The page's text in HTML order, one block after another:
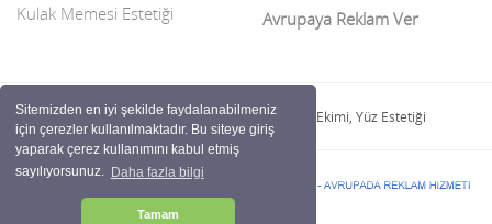
Sitemizden en iyi şekilde faydalanabilmeniz
için çerezler kullanılmaktadır. Bu siteye giriş
yaparak çerez kullanımını kabul etmiş
sayılıyorsunuz. Daha fazla bilgi
Tamam
Kars
Kastamonu
Kayseri
Fransız Askısı
Göğüs estetiği fiyatlari
Göz
Göz Doktorları
Kulak Memesi Estetiği
Avrupaya Reklam Ver
Estetik Merkezi | İmplant Kliniği ve Saç Ekimi, Yüz Estetiği
Çerez politikası